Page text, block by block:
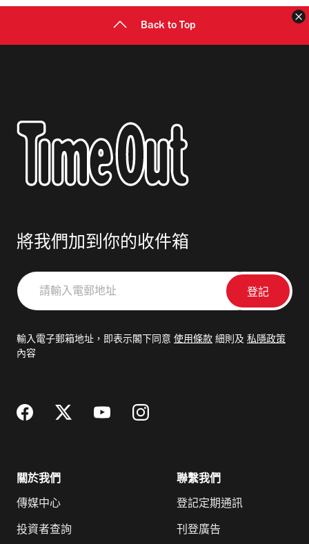
Back to Top
將我們加到你的收件箱
請
輸
郵
輸入電子郵箱地址，即表示閣下同意 使用條款 細則及 私隱政策
內容
關於我們
傳媒中心
投資者查詢
聯繫我們
登記定期通訊
刊登廣告